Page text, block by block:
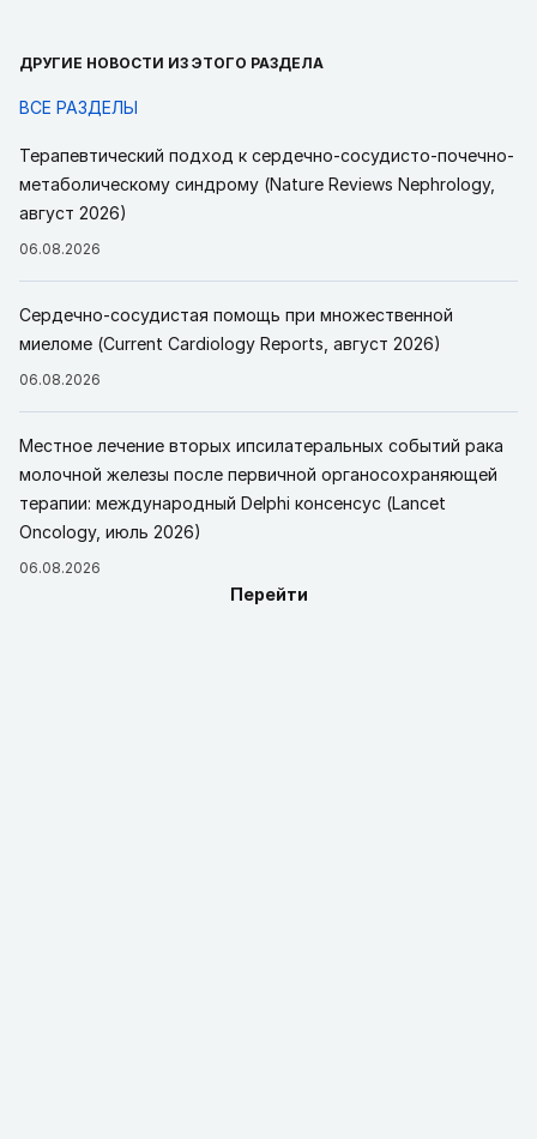
ДРУГИЕ НОВОСТИ ИЗ ЭТОГО РАЗДЕЛА
ВСЕ РАЗДЕЛЫ
Терапевтический подход к сердечно-сосудисто-почечно-
метаболическому синдрому (Nature Reviews Nephrology,
август 2026)
06.08.2026
Сердечно-сосудистая помощь при множественной
миеломе (Current Cardiology Reports, август 2026)
06.08.2026
Местное лечение вторых ипсилатеральных событий рака
молочной железы после первичной органосохраняющей
терапии: международный Delphi консенсус (Lancet
Oncology, июль 2026)
06.08.2026
Перейти